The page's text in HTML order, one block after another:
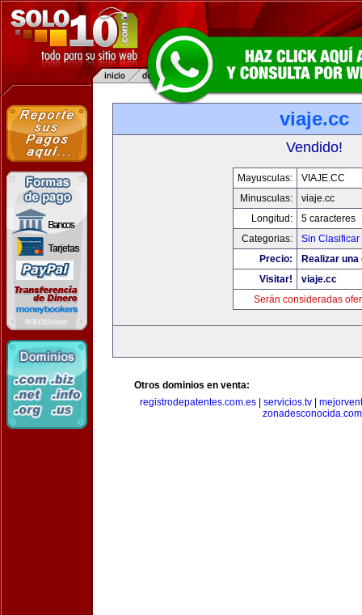
viaje.cc
Vendido!
Mayusculas:
VIAJE.CC
Minusculas:
viaje.cc
Longitud:
5 caracteres
Categorias:
Sin Clasificar
Precio:
Realizar
Visitar!
viaje.cc
Serán consideradas
Otros dominios en venta:
registrodepatentes.com.es
servicios.tv
zonadesconocida.com